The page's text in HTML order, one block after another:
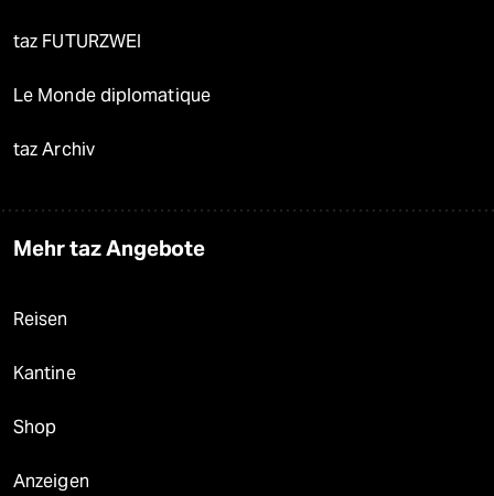
taz FUTURZWEI
Le Monde diplomatique
taz Archiv
Mehr taz Angebote
Reisen
Kantine
Shop
Anzeigen